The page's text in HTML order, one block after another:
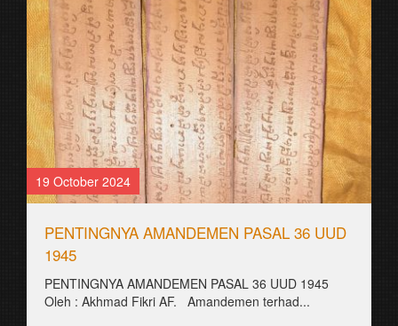
19 October 2024
PENTINGNYA AMANDEMEN PASAL 36 UUD
1945
PENTINGNYA AMANDEMEN PASAL 36 UUD 1945
Oleh : Akhmad Fikri AF. Amandemen terhad...